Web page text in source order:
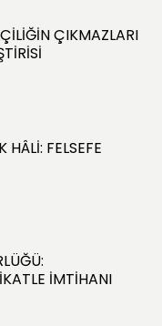
ÇIKMAZLARI
FELSEFE
İMTİHANI